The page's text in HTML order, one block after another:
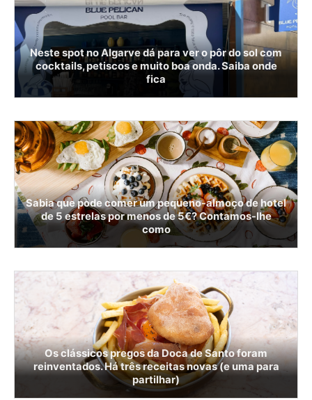
Neste spot no Algarve dá para ver o pôr do sol com
cocktails, petiscos e muito boa onda. Saiba onde
fica
Sabia que pode comer um pequeno-almoço de hotel
de 5 estrelas por menos de 5€? Contamos-lhe
como
Os clássicos pregos da Doca de Santo foram
reinventados. Há três receitas novas (e uma para
partilhar)